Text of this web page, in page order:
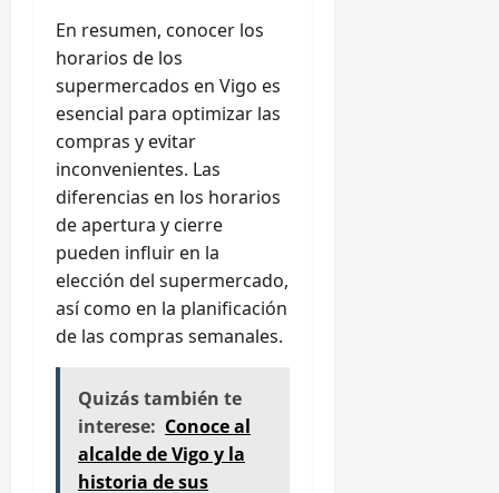
En resumen, conocer los
horarios de los
supermercados en Vigo es
esencial para optimizar las
compras y evitar
inconvenientes. Las
diferencias en los horarios
de apertura y cierre
pueden influir en la
elección del supermercado,
así como en la planificación
de las compras semanales.
Quizás también te
interese: Conoce al
alcalde de Vigo y la
historia de sus